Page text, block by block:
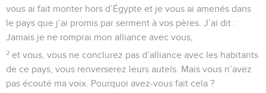
vous ai fait monter hors d’Égypte et je vous ai amenés dans
le pays que j’ai promis par serment à vos pères. J’ai dit :
Jamais je ne romprai mon alliance avec vous,
2 et vous, vous ne conclurez pas d’alliance avec les habitants
de ce pays, vous renverserez leurs autels. Mais vous n’avez
pas écouté ma voix. Pourquoi avez-vous fait cela ?